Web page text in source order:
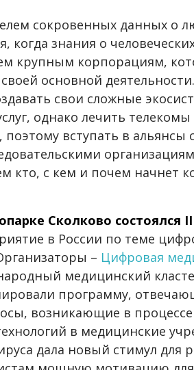
сокровенных данных о
когда знания о
крупным корпорациям,
основной
свои сложные
однако лечить
поэтому вступать в
кто, с кем и почем начнет
Сколково
в России по теме
– Цифровая
медицинский
программу,
возникающие в
в медицинские
дала новый стимул для